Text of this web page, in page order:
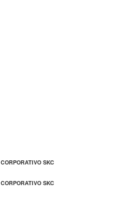
CORPORATIVO SKC
CORPORATIVO SKC